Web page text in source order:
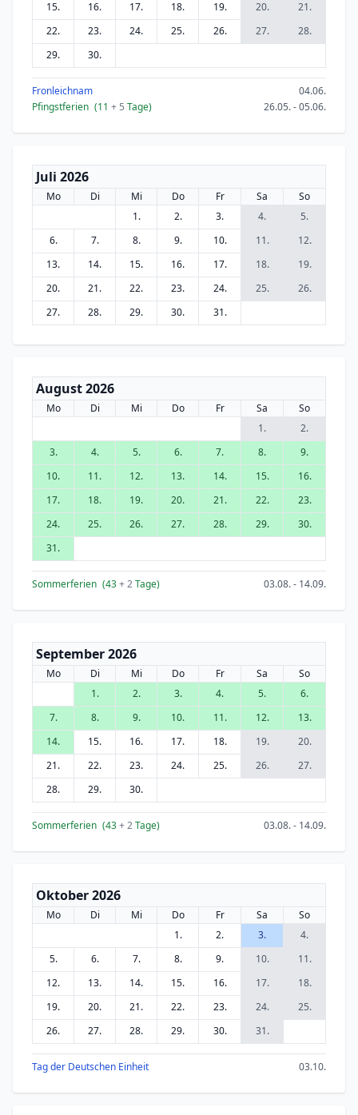
15. 16. 17. 18. 19. 20.
21.
22.
23. 24. 25. 26. 27.
28.
29.
30.
Fronleichnam
04.06.
Pfingstferien (11 + 5 Tage) 26.05. - 05.06.
Juli 2026
Mo Di Mi Do Fr Sa
So
1.
2. 3. 4.
5.
6.
7. 8. 9. 10. 11.
12.
13.
14. 15. 16. 17. 18.
19.
20.
21. 22. 23. 24. 25.
26.
27.
28. 29. 30. 31.
August 2026
Mo Di Mi Do Fr Sa
So
1.
2.
3.
4. 5. 6. 7. 8.
9.
10.
11. 12. 13. 14. 15.
16.
17.
18. 19. 20. 21. 22.
23.
24.
25. 26. 27. 28. 29.
30.
31.
Sommerferien (43+ 2Tage) 03.08. - 14.09.
September 2026
Mo Di Mi Do Fr Sa
So
1.
2. 3. 4. 5.
6.
7.
8. 9. 10. 11. 12.
13.
14.
15. 16. 17. 18. 19.
20.
21.
22. 23. 24. 25. 26.
27.
28.
29. 30.
Sommerferien (43+ 2Tage) 03.08. - 14.09.
Oktober 2026
Mo Di Mi Do Fr Sa
So
1.
2. 3.
4.
5.
6. 7. 8. 9. 10.
11.
12.
13. 14. 15. 16. 17.
18.
19.
20. 21. 22. 23. 24.
25.
26.
27. 28. 29. 30. 31.
Tag der Deutschen Einheit 03.10.